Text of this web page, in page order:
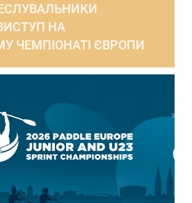
НА
ЧЕМПІОНАТІ ЄВРОПИ